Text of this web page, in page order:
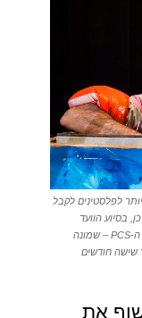
לפלסטינים לקבל
בסיוע הוועד
הבינלאומי של הצלב האדום, הוענק היתר לצוות של ה-PCS – שמונה
שישה חודשים
את